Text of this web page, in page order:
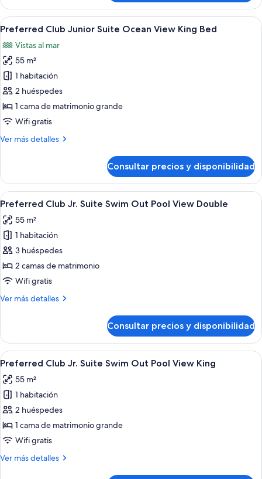
Beds
Club
Junior
Suite
View
Double
Beds
Abrir
todas
las
fotos
de
Preferred
Club
Junior
Ocean
Bed
Un dormitorio espacioso con una
10
Preferred Club Junior Suite Ocean View King Bed
Vistas al mar
55 m²
1 habitación
2 huéspedes
1 cama de matrimonio grande
Wifi gratis
Ver más detalles
Más
Club
Junior
Suite
View
King
Bed
Consultar precios y disponibilidad
Abrir
todas
las
fotos
de
Preferred
Club
Suite
Pool
View
Double
Habitación de hotel con dos camas,
8
Preferred Club Jr. Suite Swim Out Pool View Double
55 m²
1 habitación
3 huéspedes
2 camas de matrimonio
Wifi gratis
Ver más detalles
Más
Club
Jr.
Suite
Out
Pool
View
Double
Consultar precios y disponibilidad
Abrir
todas
las
fotos
de
Preferred
Club
Suite
Habitación de hotel con cama,
9
Preferred Club Jr. Suite Swim Out Pool View King
55 m²
1 habitación
2 huéspedes
1 cama de matrimonio grande
Wifi gratis
Ver más detalles
Más